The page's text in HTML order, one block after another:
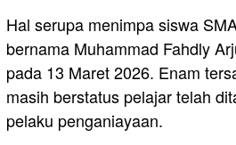
Hal serupa menimpa siswa
bernama Muhammad Fahdly
pada 13 Maret 2026. Enam
masih berstatus pelajar telah
pelaku penganiayaan.